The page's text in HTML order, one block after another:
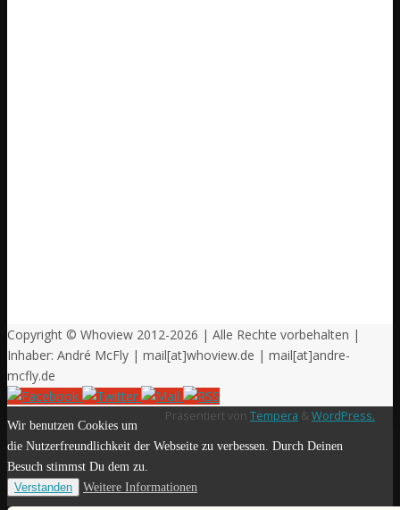
Copyright © Whoview 2012-2026 | Alle Rechte vorbehalten |
Inhaber: André McFly | mail[at]whoview.de | mail[at]andre-
mcfly.de
Präsentiert von Tempera & WordPress.
Wir benutzen Cookies um
die Nutzerfreundlichkeit der Webseite zu verbessen. Durch Deinen
Besuch stimmst Du dem zu.
Verstanden
Weitere Informationen